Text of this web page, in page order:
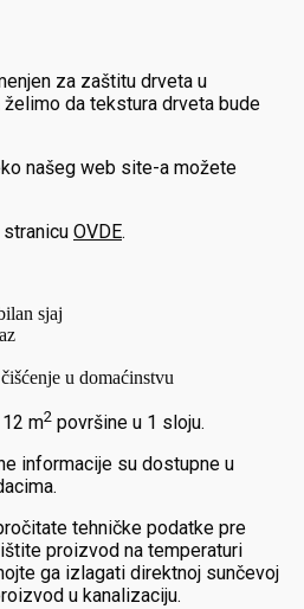
za zaštitu drveta u
da tekstura drveta bude
našeg web site-a možete
OVDE.
sjaj
u domaćinstvu
m2 površine u 1 sloju.
informacije su dostupne u
tehničke podatke pre
proizvod na temperaturi
ga izlagati direktnoj sunčevoj
u kanalizaciju.